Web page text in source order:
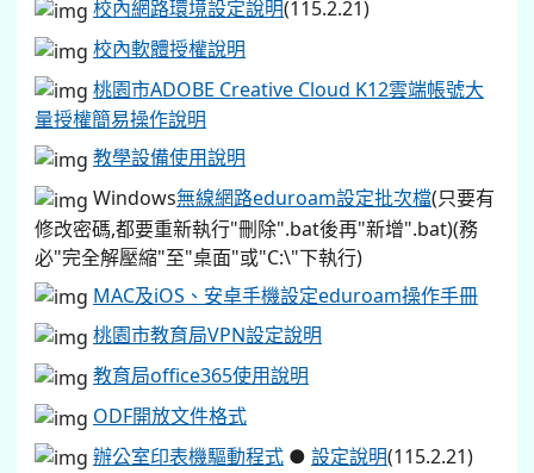
校內網路環境設定說明(115.2.21)
校內軟體授權說明
桃園市ADOBE Creative Cloud K12雲端帳號大
量授權簡易操作說明
教學設備使用說明
Windows無線網路eduroam設定批次檔(只要有
修改密碼,都要重新執行"刪除".bat後再"新增".bat)(務
必"完全解壓縮"至"桌面"或"C:\"下執行)
MAC及iOS、安卓手機設定eduroam操作手冊
桃園市教育局VPN設定說明
教育局office365使用說明
ODF開放文件格式
辦公室印表機驅動程式 ● 設定說明(115.2.21)